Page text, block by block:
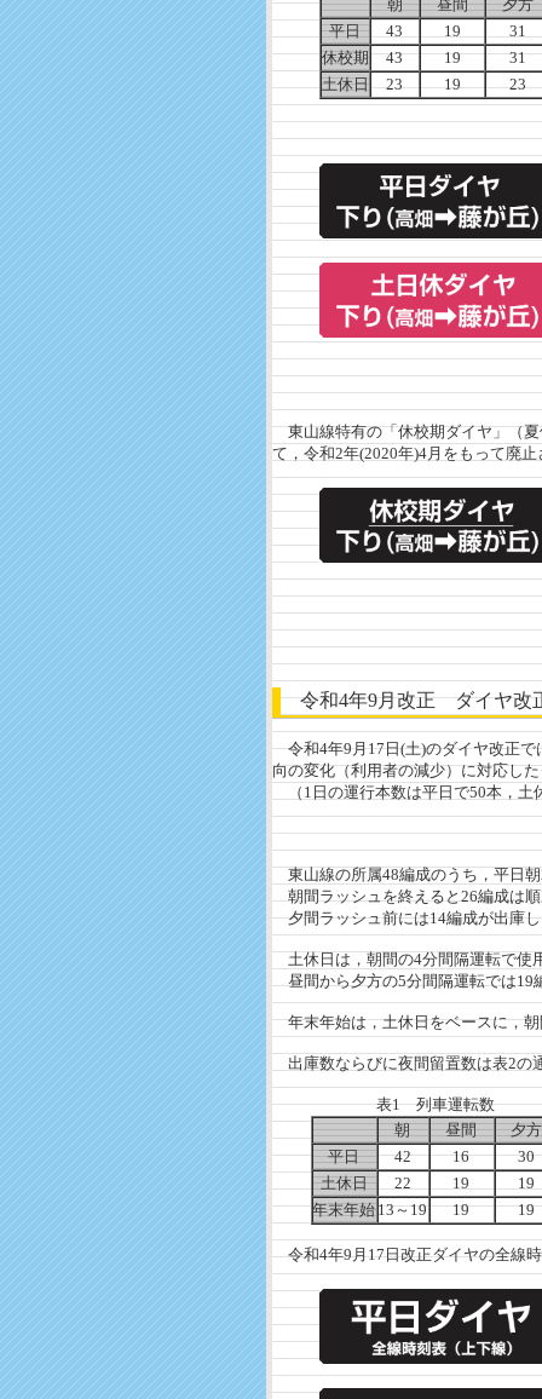
朝昼間夕
平日
43 19
31
休校期
43 19
31
土休日
23 19 23
東山線特有の「休校期ダイヤ」（夏
て，令和2年(2020年)4月をもって廃
令和4年9月改正 ダイヤ改
令和4年9月17日(土)のダイヤ改正で
向の変化（利用者の減少）に対応し
（1日の運行本数は平日で50本，土
東山線の所属48編成のうち，平日
朝間ラッシュを終えると26編成は順
夕間ラッシュ前には14編成が出庫し
土休日は，朝間の4分間隔運転で使
昼間から夕方の5分間隔運転では19
年末年始は，土休日をベースに，朝
出庫数ならびに夜間留置数は表2の
表1 列車運転数
朝 昼間夕
平日
42 16
30
土休日
22 19
19
年末年始13～19 19 19
令和4年9月17日改正ダイヤの全線時